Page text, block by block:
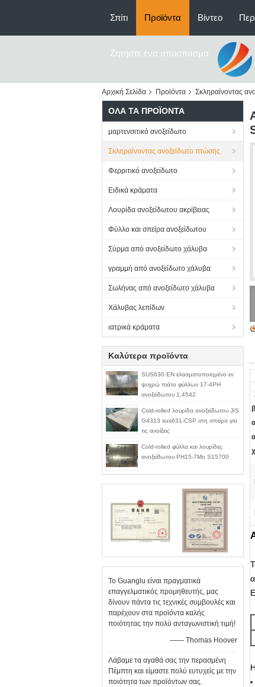
Σπίτι Προϊόντα Βίντεο
Ζητήστε ένα απόσπασμα
Αρχική Σελίδα Προϊόντα Σκληραίνοντας
ΌΛΑ ΤΑ ΠΡΟΪΌΝΤΑ
μαρτενσιτικό ανοξείδωτο
Σκληραίνοντας ανοξείδωτο πτώσης
Φερριτικό ανοξείδωτο
Ειδικά κράματα
Λουρίδα ανοξείδωτου ακρίβειας
Φύλλο και σπείρα ανοξείδωτου
Σύρμα από ανοξείδωτο χάλυβα
γραμμή από ανοξείδωτο χάλυβα
Σωλήνας από ανοξείδωτο χάλυβα
Χάλυβας λεπίδων
ιατρικά κράματα
Καλύτερα προϊόντα
SUS630 EN ελασματοποιημένο εν
ψυχρώ πιάτο φύλλων 17-4PH
ανοξείδωτου 1,4542
Cold-rolled λουρίδα ανοξείδωτου JIS
G4313 sus631-CSP στη σπείρα για
τις ανοίξεις
Cold-rolled φύλλα και λουρίδες
ανοξείδωτου PH15-7Mo S15700
Το Guanglu είναι πραγματικά
επαγγελματικός προμηθευτής, μας
δίνουν πάντα τις τεχνικές συμβουλές και
παρέχουν στα προϊόντα καλής
ποιότητας την πολύ ανταγωνιστική τιμή!
—— Thomas Hoover
Λάβαμε τα αγαθά σας την περασμένη
Πέμπτη και είμαστε πολύ ευτυχείς με την
ποιότητα των προϊόντων σας.